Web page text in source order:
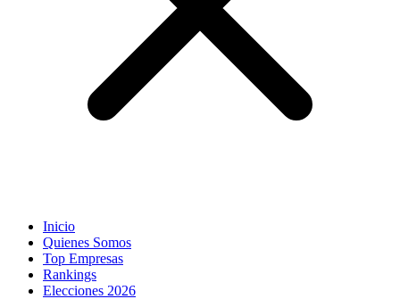
Inicio
Quienes Somos
Top Empresas
Rankings
Elecciones 2026